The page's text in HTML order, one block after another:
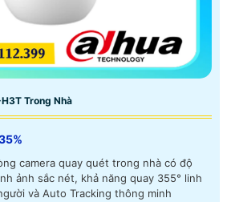
Trong Nhà
camera quay quét trong nhà có độ
ảnh sắc nét, khả năng quay 355° linh
và Auto Tracking thông minh